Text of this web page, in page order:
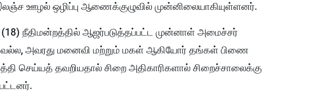
ஊழல் ஒழிப்பு ஆணைக்குழுவில் முன்னிலையாகியுள்ளனர்.
நீதிமன்றத்தில் ஆஜர்படுத்தப்பட்ட முன்னாள் அமைச்சர்
அவரது மனைவி மற்றும் மகள் ஆகியோர் தங்கள் பிணை
செய்யத் தவறியதால் சிறை அதிகாரிகளால் சிறைச்சாலைக்கு